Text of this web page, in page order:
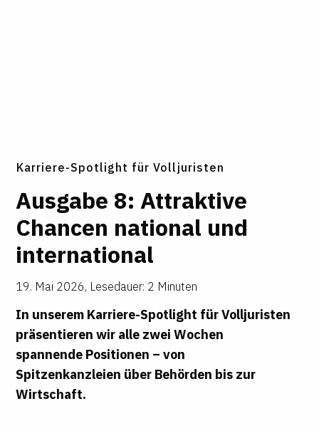
Karriere-Spotlight für Volljuristen
Aus­gabe 8: Attrak­tive
Chancen national und
inter­na­tional
19. Mai 2026, Lesedauer: 2 Minuten
In unserem Karriere-Spotlight für Volljuristen
präsentieren wir alle zwei Wochen
spannende Positionen – von
Spitzenkanzleien über Behörden bis zur
Wirtschaft.